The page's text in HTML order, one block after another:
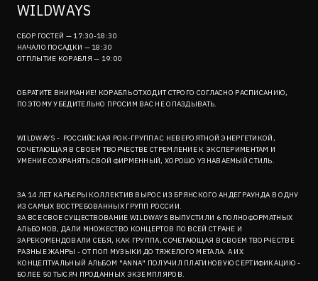
WILDWAYS
СБОР ГОСТЕЙ — 17:30-18:30
НАЧАЛО ПОСАДКИ — 18:30
ОТПЛЫТИЕ КОРАБЛЯ — 19:00
ОБРАТИТЕ ВНИМАНИЕ! КОРАБЛЬ ОТХОДИТ СТРОГО СОГЛАСНО РАСПИСАНИЮ,
ПОЭТОМУ УБЕДИТЕЛЬНО ПРОСИМ ВАС НЕ ОПАЗДЫВАТЬ.
WILDWAYS - РОССИЙСКАЯ РОК-ГРУППА С НЕВЕРОЯТНОЙ ЭНЕРГЕТИКОЙ,
СОЧЕТАЮЩАЯ В СВОЕМ ТВОРЧЕСТВЕ СТРЕМЛЕНИЕ К ЭКСПЕРИМЕНТАМ И
УМЕНИЕ СОХРАНЯТЬ СВОЙ ФИРМЕННЫЙ, ХОРОШО УЗНАВАЕМЫЙ СТИЛЬ.
ЗА 14 ЛЕТ КАРЬЕРЫ КОЛЛЕКТИВ ВЫРОС ИЗ БРЯНСКОГО АНДЕГРАУНДА В ОДНУ
ИЗ САМЫХ ВОСТРЕБОВАННЫХ ГРУПП РОССИИ.
ЗА ВСЕ СВОЕ СУЩЕСТВОВАНИЕ WILDWAYS ВЫПУСТИЛИ 6 ПОЛНОФОРМАТНЫХ
АЛЬБОМОВ, ДАЛИ МНОЖЕСТВО КОНЦЕРТОВ ПО ВСЕЙ СТРАНЕ И
ЗАРЕКОМЕНДОВАЛИ СЕБЯ, КАК ГРУППА, СОЧЕТАЮЩАЯ В СВОЕМ ТВОРЧЕСТВЕ
РАЗНЫЕ ЖАНРЫ - ОТ ПОП МУЗЫКИ ДО ТЯЖЕЛОГО МЕТАЛА. А ИХ
КОНЦЕПТУАЛЬНЫЙ АЛЬБОМ "ANNA" ПОЛУЧИЛ ПЛАТИНОВУЮ СЕРТИФИКАЦИЮ -
БОЛЕЕ 50 ТЫСЯЧ ПРОДАННЫХ ЭКЗЕМПЛЯРОВ.